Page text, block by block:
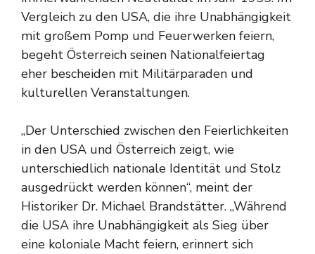
Vergleich zu den USA, die ihre Unabhängigkeit
mit großem Pomp und Feuerwerken feiern,
begeht Österreich seinen Nationalfeiertag
eher bescheiden mit Militärparaden und
kulturellen Veranstaltungen.
„Der Unterschied zwischen den Feierlichkeiten
in den USA und Österreich zeigt, wie
unterschiedlich nationale Identität und Stolz
ausgedrückt werden können“, meint der
Historiker Dr. Michael Brandstätter. „Während
die USA ihre Unabhängigkeit als Sieg über
eine koloniale Macht feiern, erinnert sich